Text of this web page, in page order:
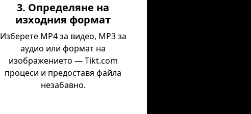
3. Определяне на
изходния формат
Изберете MP4 за видео, MP3 за
аудио или формат на
изображението — Tikt.com
процеси и предоставя файла
незабавно.